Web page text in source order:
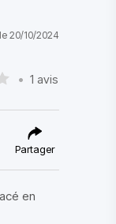
20/10/2024
• 1 avis
Partager
en